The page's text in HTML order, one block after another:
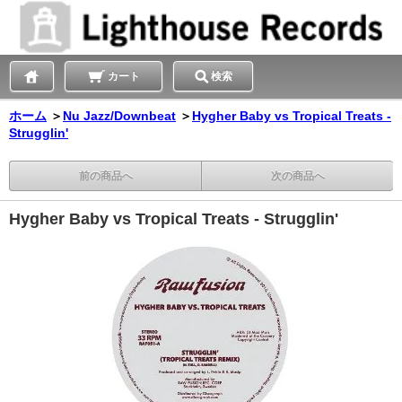
カート 検索
ホーム ＞ Nu Jazz/Downbeat ＞ Hygher Baby vs Tropical Treats -
Strugglin'
前の商品へ 次の商品へ
Hygher Baby vs Tropical Treats - Strugglin'